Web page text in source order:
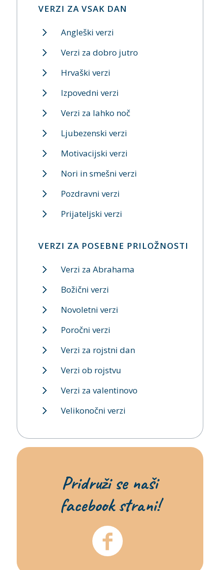
VERZI ZA VSAK DAN
Angleški verzi
Verzi za dobro jutro
Hrvaški verzi
Izpovedni verzi
Verzi za lahko noč
Ljubezenski verzi
Motivacijski verzi
Nori in smešni verzi
Pozdravni verzi
Prijateljski verzi
VERZI ZA POSEBNE PRILOŽNOSTI
Verzi za Abrahama
Božični verzi
Novoletni verzi
Poročni verzi
Verzi za rojstni dan
Verzi ob rojstvu
Verzi za valentinovo
Velikonočni verzi
Pridruži se naši
facebook strani!